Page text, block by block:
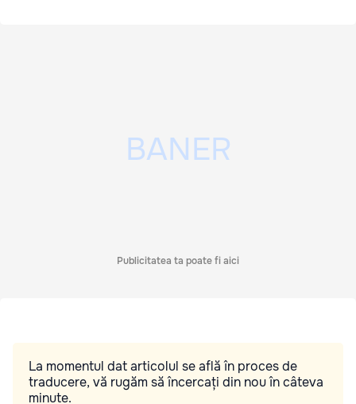
Publicitatea ta poate fi aici
La momentul dat articolul se află în proces de
traducere, vă rugăm să încercați din nou în câteva
minute.